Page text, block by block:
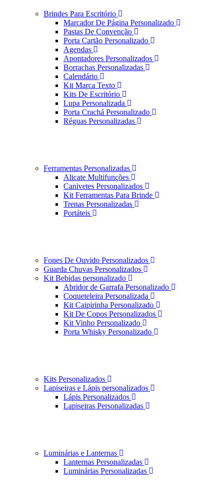
Brindes Para Escritório
Marcador De Página Personalizado
Pastas De Convenção
Porta Cartão Personalizado
Agendas
Apontadores Personalizados
Borrachas Personalizadas
Calendário
Kit Marca Texto
Kits De Escritório
Lupa Personalizada
Porta Crachá Personalizado
Réguas Personalizadas
Ferramentas Personalizadas
Alicate Multifunções
Canivetes Personalizados
Kit Ferramentas Para Brinde
Trenas Personalizadas
Portáteis
Fones De Ouvido Personalizados
Guarda Chuvas Personalizados
Kit Bebidas personalizado
Abridor de Garrafa Personalizado
Coqueteleira Personalizada
Kit Caipirinha Personalizado
Kit De Copos Personalizados
Kit Vinho Personalizado
Porta Whisky Personalizado
Kits Personalizados
Lapiseiras e Lápis personalizados
Lápis Personalizados
Lapiseiras Personalizadas
Luminárias e Lanternas
Lanternas Personalizadas
Luminárias Personalizadas